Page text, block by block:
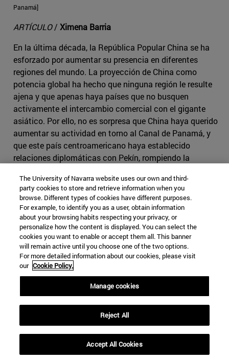
Panamá]
ARTÍCULO/ Ximena Barria
En la última década, la República Popular China se ha
esforzado por aumentar su presencia en diferentes
regiones del mundo. La proyección de China como
potencia global ha hecho que ninguna región le resulte
ajena y que apenas haya países que no busquen
activamente el intercambio comercial con el gigante
asiático. Por ello, no es sorpresa que China haya querido
aumentar su actividad en torno al Canal de Panamá, y
que este país centroamericano haya establecido
relaciones diplomáticas con Pekín, rompiendo la
La privilegiada geografía de Panamá y su rápido
crecimiento económico en la región son dos importantes
aspectos tenidos en cuenta con por China. El Canal de
Panamá ofrece un acceso ventajoso a los océanos
Atlántico y Pacífico y por él pasa alrededor de un 6% del
comercio marítimo global. En ocasiones se habló del
interés chino por construir un canal en Nicaragua, algo
que en realidad nunca estuvo en la agenda de Pekín.
China ve en Panamá un importante punto
exterior en América Latina, lo que sin duda intranquiliza
a Washington.
El 13 de junio de 2017, la República de Panamá y la
República Popular China anunciaron el establecimiento
The University of Navarra website uses our own and third-
party cookies to store and retrieve information when you
browse. Different types of cookies have different purposes.
For example, to identify you as a user, obtain information
about your browsing habits respecting your privacy, or
personalize how the content is displayed. You can select the
cookies you want to enable or accept them all. This banner
will remain active until you choose one of the two options.
For more detailed information about our cookies, please visit
our Cookie Policy.
Manage cookies
Reject All
Accept All Cookies